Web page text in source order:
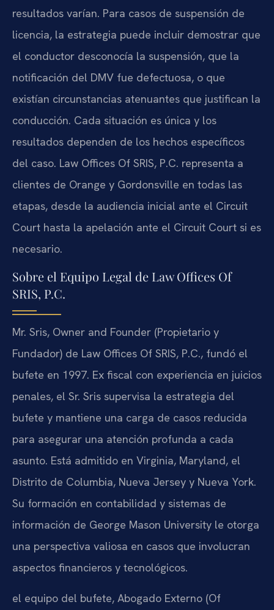
resultados varían. Para casos de suspensión de
licencia, la estrategia puede incluir demostrar que
el conductor desconocía la suspensión, que la
notificación del DMV fue defectuosa, o que
existían circunstancias atenuantes que justifican la
conducción. Cada situación es única y los
resultados dependen de los hechos específicos
del caso. Law Offices Of SRIS, P.C. representa a
clientes de Orange y Gordonsville en todas las
etapas, desde la audiencia inicial ante el Circuit
Court hasta la apelación ante el Circuit Court si es
necesario.
Sobre el Equipo Legal de Law Offices Of
SRIS, P.C.
Mr. Sris, Owner and Founder (Propietario y
Fundador) de Law Offices Of SRIS, P.C., fundó el
bufete en 1997. Ex fiscal con experiencia en juicios
penales, el Sr. Sris supervisa la estrategia del
bufete y mantiene una carga de casos reducida
para asegurar una atención profunda a cada
asunto. Está admitido en Virginia, Maryland, el
Distrito de Columbia, Nueva Jersey y Nueva York.
Su formación en contabilidad y sistemas de
información de George Mason University le otorga
una perspectiva valiosa en casos que involucran
aspectos financieros y tecnológicos.
el equipo del bufete, Abogado Externo (Of